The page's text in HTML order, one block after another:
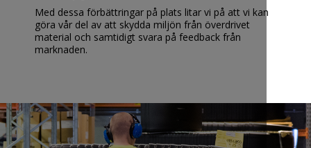
Med dessa förbättringar på plats litar vi på att vi kan
göra vår del av att skydda miljön från överdrivet
material och samtidigt svara på feedback från
marknaden.